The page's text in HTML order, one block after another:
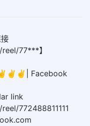
77***】
✌️✌️✌️| Facebook
link
772488811111